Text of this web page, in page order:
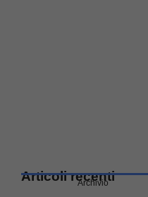
Articoli recenti
Archivio